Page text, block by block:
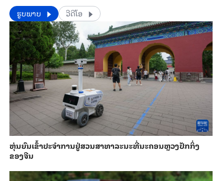
​​ຮູບພາບ ວີດີໂອ
​ຫຸ່ນ​ຍົນ​ເຂົ້າ​ປະ​ຈຳ​ການ​ຢູ່​ສວນ​ສາ​ທາ​ລະ​ນະ​ທີ່​ນະ​ຄອນຫຼວງ​ປັກ​ກິ່ງ​
ຂອງ​ຈີນ